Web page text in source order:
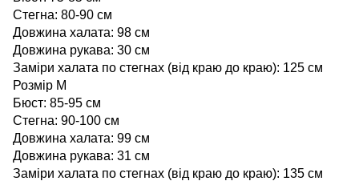
Стегна: 80-90 см
Довжина халата: 98 см
Довжина рукава: 30 см
Заміри халата по стегнах (від краю до краю): 125 см
Розмір M
Бюст: 85-95 см
Стегна: 90-100 см
Довжина халата: 99 см
Довжина рукава: 31 см
Заміри халата по стегнах (від краю до краю): 135 см